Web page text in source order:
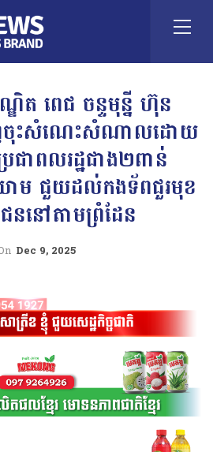
ត ពេជ ចន្ទមុន្នី ហ៊ុន
ចុះសំណេះសំណាលដោយ
ជាពលរដ្ឋជាង២ពាន់
ាម ជួយដល់កងទ័ពជួរមុខ
ននៅតាមព្រំដែន
Dec 9, 2025